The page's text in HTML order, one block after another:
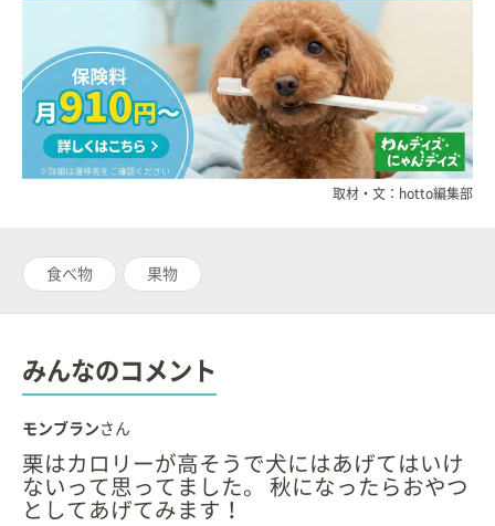
取材・文：hotto編集部
食べ物 果物
みんなのコメント
モンブラン さん
栗はカロリーが高そうで犬にはあげてはいけ
ないって思ってました。 秋になったらおやつ
としてあげてみます！